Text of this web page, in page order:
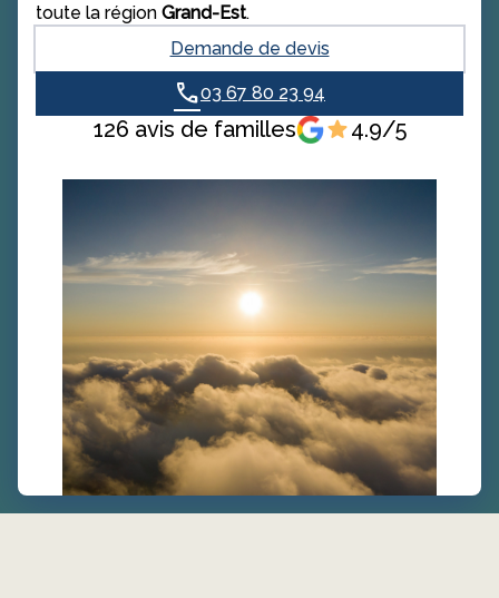
toute la région Grand-Est.
Demande de devis
03 67 80 23 94
126 avis de familles 4.9/5